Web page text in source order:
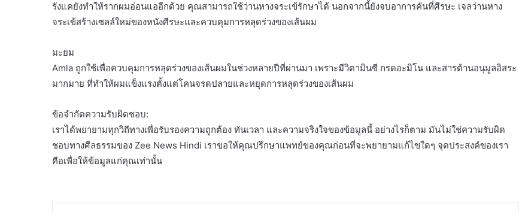
รังแคยังทำให้รากผมอ่อนแออีกด้วย คุณสามารถใช้ว่านหางจระเข้รักษาได้ นอกจากนี้ยังจบอาการคันที่ศีรษะ เจลว่านหาง
จระเข้สร้างเซลล์ใหม่ของหนังศีรษะและควบคุมการหลุดร่วงของเส้นผม
มะยม
Amla ถูกใช้เพื่อควบคุมการหลุดร่วงของเส้นผมในช่วงหลายปีที่ผ่านมา เพราะมีวิตามินซี กรดอะมิโน และสารต้านอนุมูลอิสระ
มากมาย ที่ทำให้ผมแข็งแรงตั้งแต่โคนจรดปลายและหยุดการหลุดร่วงของเส้นผม
ข้อจำกัดความรับผิดชอบ:
เราได้พยายามทุกวิถีทางเพื่อรับรองความถูกต้อง ทันเวลา และความจริงใจของข้อมูลนี้ อย่างไรก็ตาม มันไม่ใช่ความรับผิด
ชอบทางศีลธรรมของ Zee News Hindi เราขอให้คุณปรึกษาแพทย์ของคุณก่อนที่จะพยายามแก้ไขใดๆ จุดประสงค์ของเรา
คือเพื่อให้ข้อมูลแก่คุณเท่านั้น